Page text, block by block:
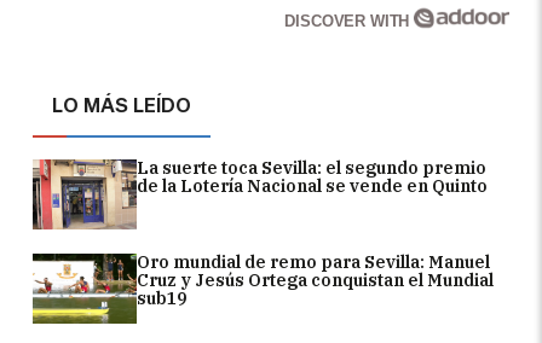
LO MÁS LEÍDO
La suerte toca Sevilla: el segundo premio
de la Lotería Nacional se vende en Quinto
Oro mundial de remo para Sevilla: Manuel
Cruz y Jesús Ortega conquistan el Mundial
sub19
DISCOVER WITH